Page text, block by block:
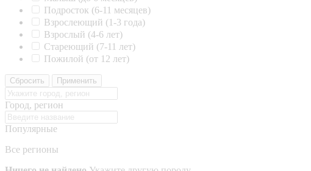
Подросток (6-11 месяцев)
Взрослеющий (1-3 года)
Взрослый (4-6 лет)
Стареющий (7-11 лет)
Пожилой (от 12 лет)
Сбросить Применить
Город, регион
Популярные
Все регионы